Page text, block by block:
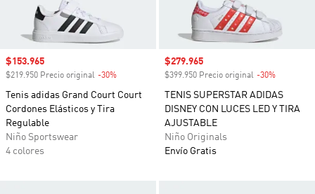
Precio de venta
$153.965
$219.950 Precio original -30%
Tenis adidas Grand Court Court
Cordones Elásticos y Tira
Regulable
Niño Sportswear
4 colores
Precio de venta
$279.965
$399.950 Precio original -30%
TENIS SUPERSTAR ADIDAS
DISNEY CON LUCES LED Y TIRA
AJUSTABLE
Niño Originals
Envío Gratis